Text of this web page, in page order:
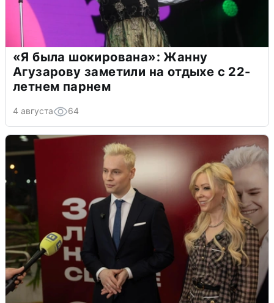
«Я была шокирована»: Жанну
Агузарову заметили на отдыхе с 22-
летнем парнем
4 августа 64